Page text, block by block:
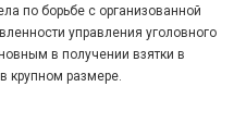
по борьбе с организованной
управления уголовного
в получении взятки в
крупном размере.